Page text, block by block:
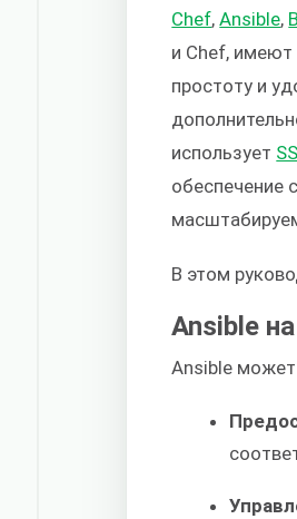
Chef,Ansible,
и Chef,
простоту и
использует
обеспечение
В этом
Ansible
Ansible может